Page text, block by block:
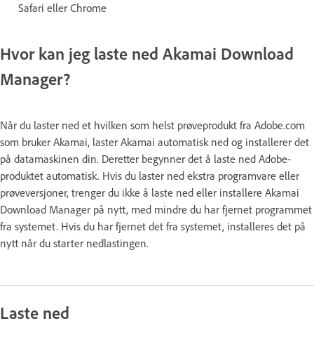
Safari eller Chrome
Hvor kan jeg laste ned Akamai Download
Manager?
Når du laster ned et hvilken som helst prøveprodukt fra Adobe.com
som bruker Akamai, laster Akamai automatisk ned og installerer det
på datamaskinen din. Deretter begynner det å laste ned Adobe-
produktet automatisk. Hvis du laster ned ekstra programvare eller
prøveversjoner, trenger du ikke å laste ned eller installere Akamai
Download Manager på nytt, med mindre du har fjernet programmet
fra systemet. Hvis du har fjernet det fra systemet, installeres det på
nytt når du starter nedlastingen.
Laste ned